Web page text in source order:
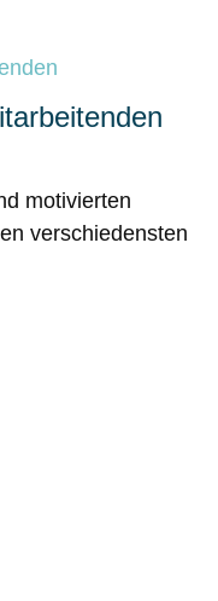
motivierten
verschiedensten